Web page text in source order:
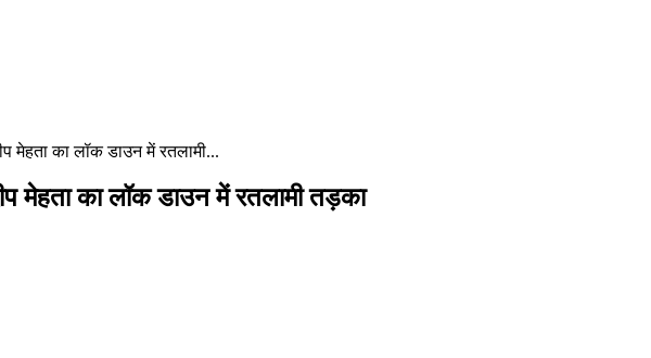
मेहता का लॉक डाउन में रतलामी...
मेहता का लॉक डाउन में रतलामी तड़का